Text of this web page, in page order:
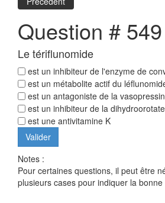
Question # 549
Le tériflunomide
est un inhibiteur de l'enzyme de
est un métabolite actif du
est un antagoniste de la
est un inhibiteur de la
est une antivitamine K
Notes :
Pour certaines questions, il peut être
plusieurs cases pour indiquer la bonne